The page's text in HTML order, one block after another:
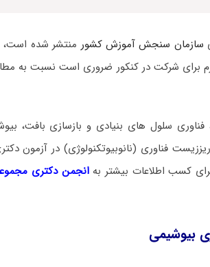
سازمان سنجش آموزش کشور منتشر شده است،
برای شرکت در کنکور ضروری است نسبت به
سلول های بنیادی و بازسازی بافت،
فناوری (نانوبیوتکنولوژی) در آزمون
کسب اطلاعات بیشتر بهانجمن دکتری
بیوشیمی